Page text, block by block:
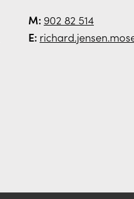
M: 902 82 514
E: